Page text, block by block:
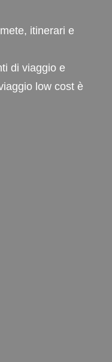
itinerari e
di viaggio e
low cost è